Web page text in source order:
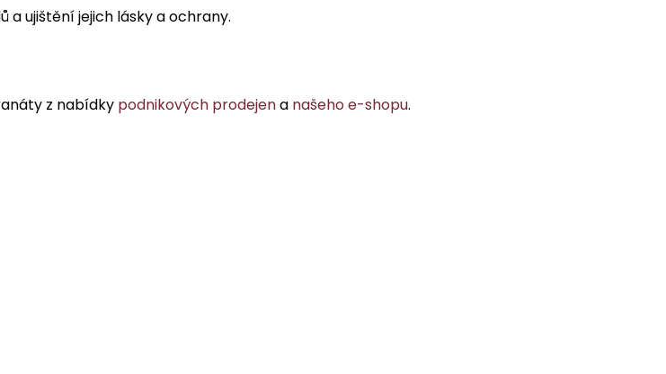
a ujištění jejich lásky a ochrany.
z nabídky podnikových prodejena našeho e-shopu.